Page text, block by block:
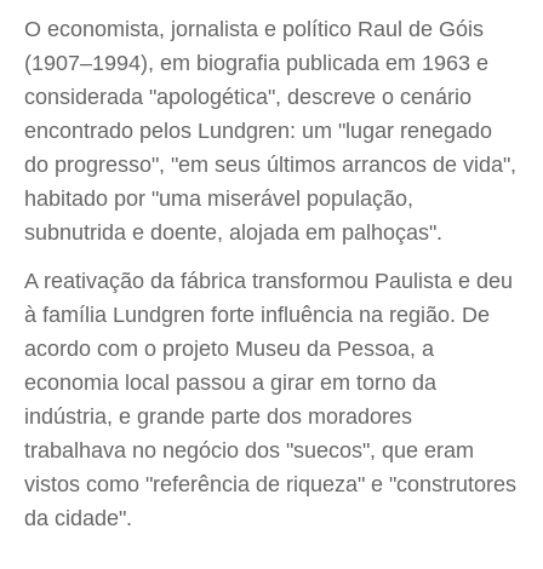
O economista, jornalista e político Raul de Góis
(1907–1994), em biografia publicada em 1963 e
considerada "apologética", descreve o cenário
encontrado pelos Lundgren: um "lugar renegado
do progresso", "em seus últimos arrancos de vida",
habitado por "uma miserável população,
subnutrida e doente, alojada em palhoças".
A reativação da fábrica transformou Paulista e deu
à família Lundgren forte influência na região. De
acordo com o projeto Museu da Pessoa, a
economia local passou a girar em torno da
indústria, e grande parte dos moradores
trabalhava no negócio dos "suecos", que eram
vistos como "referência de riqueza" e "construtores
da cidade".